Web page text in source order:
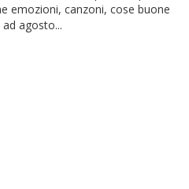
emozioni, canzoni, cose buone
agosto...